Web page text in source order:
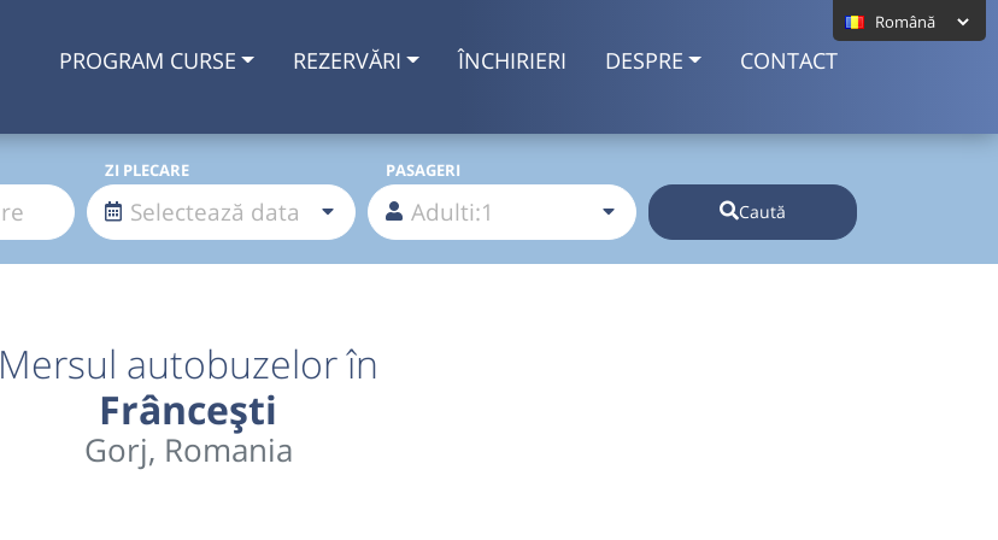
PROGRAM CURSE REZERVĂRI ÎNCHIRIERI DESPRE CONTACT
ZI PLECARE PASAGERI
Caută
Mersul autobuzelor în
Frâncești
Gorj, Romania